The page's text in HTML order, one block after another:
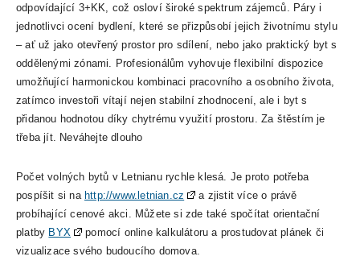
odpovídající 3+KK, což osloví široké spektrum zájemců. Páry i
jednotlivci ocení bydlení, které se přizpůsobí jejich životnímu stylu
– ať už jako otevřený prostor pro sdílení, nebo jako praktický byt s
oddělenými zónami. Profesionálům vyhovuje flexibilní dispozice
umožňující harmonickou kombinaci pracovního a osobního života,
zatímco investoři vítají nejen stabilní zhodnocení, ale i byt s
přidanou hodnotou díky chytrému využití prostoru. Za štěstím je
třeba jít. Neváhejte dlouho
Počet volných bytů v Letnianu rychle klesá. Je proto potřeba
pospíšit si na http://www.letnian.cz
a zjistit více o právě
probíhající cenové akci. Můžete si zde také spočítat orientační
platby BYX
pomocí online kalkulátoru a prostudovat plánek či
vizualizace svého budoucího domova.